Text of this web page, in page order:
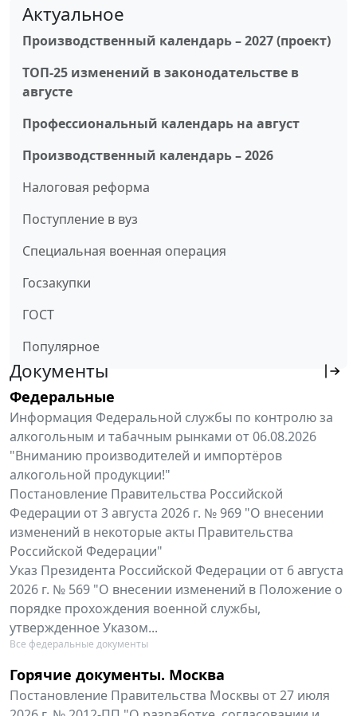
Актуальное
Производственный календарь – 2027 (проект)
ТОП-25 изменений в законодательстве в
августе
Профессиональный календарь на август
Производственный календарь – 2026
Налоговая реформа
Поступление в вуз
Специальная военная операция
Госзакупки
ГОСТ
Популярное
Документы
Федеральные
Информация Федеральной службы по контролю за
алкогольным и табачным рынками от 06.08.2026
"Вниманию производителей и импортёров
алкогольной продукции!"
Постановление Правительства Российской
Федерации от 3 августа 2026 г. № 969 "О внесении
изменений в некоторые акты Правительства
Российской Федерации"
Указ Президента Российской Федерации от 6 августа
2026 г. № 569 "О внесении изменений в Положение о
порядке прохождения военной службы,
утвержденное Указом...
Все федеральные документы
Горячие документы. Москва
Постановление Правительства Москвы от 27 июля